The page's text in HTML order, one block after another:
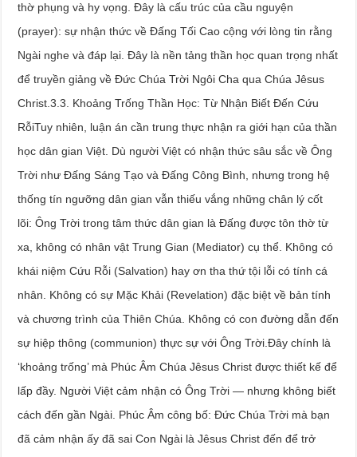
thờ phụng và hy vọng. Đây là cấu trúc của cầu nguyện
(prayer): sự nhận thức về Đấng Tối Cao cộng với lòng tin rằng
Ngài nghe và đáp lại. Đây là nền tảng thần học quan trọng nhất
để truyền giảng về Đức Chúa Trời Ngôi Cha qua Chúa Jêsus
Christ.3.3. Khoảng Trống Thần Học: Từ Nhận Biết Đến Cứu
RỗiTuy nhiên, luận án cần trung thực nhận ra giới hạn của thần
học dân gian Việt. Dù người Việt có nhận thức sâu sắc về Ông
Trời như Đấng Sáng Tạo và Đấng Công Bình, nhưng trong hệ
thống tín ngưỡng dân gian vẫn thiếu vắng những chân lý cốt
lõi: Ông Trời trong tâm thức dân gian là Đấng được tôn thờ từ
xa, không có nhân vật Trung Gian (Mediator) cụ thể. Không có
khái niệm Cứu Rỗi (Salvation) hay ơn tha thứ tội lỗi có tính cá
nhân. Không có sự Mặc Khải (Revelation) đặc biệt về bản tính
và chương trình của Thiên Chúa. Không có con đường dẫn đến
sự hiệp thông (communion) thực sự với Ông Trời.Đây chính là
‘khoảng trống’ mà Phúc Âm Chúa Jêsus Christ được thiết kế để
lấp đầy. Người Việt cảm nhận có Ông Trời — nhưng không biết
cách đến gần Ngài. Phúc Âm công bố: Đức Chúa Trời mà bạn
đã cảm nhận ấy đã sai Con Ngài là Jêsus Christ đến để trở